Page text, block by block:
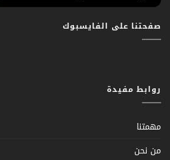
صفحتنا على الفايسبوك
روابط مفيدة
مهمتنا
من نحن